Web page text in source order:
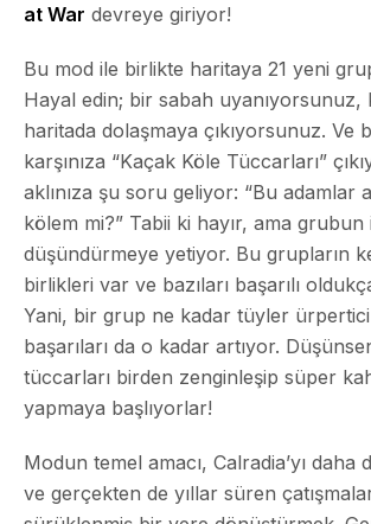
at War devreye giriyor!
Bu mod ile birlikte haritaya 21 yeni
Hayal edin; bir sabah uyanıyorsunuz,
haritada dolaşmaya çıkıyorsunuz. Ve
karşınıza “Kaçak Köle Tüccarları”
aklınıza şu soru geliyor: “Bu adamlar
kölem mi?” Tabii ki hayır, ama grubun
düşündürmeye yetiyor. Bu grupların
birlikleri var ve bazıları başarılı
Yani, bir grup ne kadar tüyler
başarıları da o kadar artıyor.
tüccarları birden zenginleşip süper
yapmaya başlıyorlar!
Modun temel amacı, Calradia’yı daha
ve gerçekten de yıllar süren